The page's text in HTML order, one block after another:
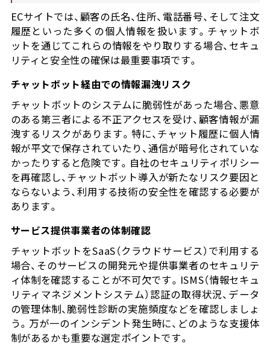
ECサイトでは、顧客の氏名、住所、電話番号、そして注文
履歴といった多くの個人情報を扱います。チャットボ
ットを通じてこれらの情報をやり取りする場合、セキュ
リティと安全性の確保は最重要事項です。
チャットボット経由での情報漏洩リスク
チャットボットのシステムに脆弱性があった場合、悪意
のある第三者による不正アクセスを受け、顧客情報が漏
洩するリスクがあります。特に、チャット履歴に個人情
報が平文で保存されていたり、通信が暗号化されていな
かったりすると危険です。自社のセキュリティポリシー
を再確認し、チャットボット導入が新たなリスク要因と
ならないよう、利用する技術の安全性を確認する必要が
あります。
サービス提供事業者の体制確認
チャットボットをSaaS（クラウドサービス）で利用する
場合、そのサービスの開発元や提供事業者のセキュリテ
ィ体制を確認することが不可欠です。ISMS（情報セキュ
リティマネジメントシステム）認証の取得状況、データ
の管理体制、脆弱性診断の実施頻度などを確認しましょ
う。万が一のインシデント発生時に、どのような支援体
制があるかも重要な選定ポイントです。